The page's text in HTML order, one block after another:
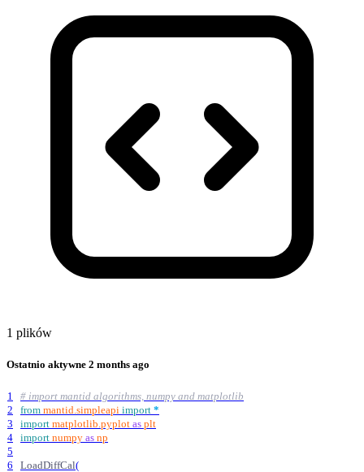
1 plików
Ostatnio aktywne 2 months ago
1
# import mantid algorithms, numpy and matplotlib
2
from mantid simpleapi import *
3
import matplotlib pyplot as plt
4
import numpy as np
5
6
LoadDiffCal(